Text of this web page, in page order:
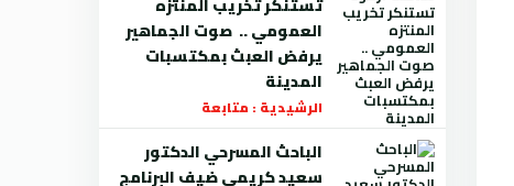
تستنكر تخريب المنتزه
العمومي .. صوت الجماهير
يرفض العبث بمكتسبات
المدينة
الرشيدية : متابعة
الباحث المسرحي الدكتور
سعيد كريمي ضيف البرنامج